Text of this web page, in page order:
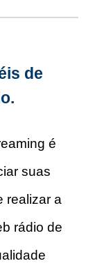
de
é
suas
realizar a
rádio de